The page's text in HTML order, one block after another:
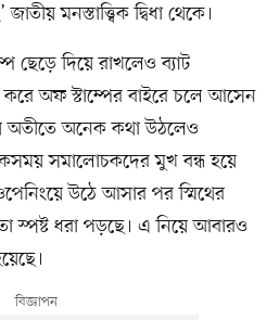
মনস্তাত্ত্বিক দ্বিধা থেকে।
ছেড়ে দিয়ে রাখলেও ব্যাট
অফ স্টাম্পের বাইরে চলে আসেন
অতীতে অনেক কথা উঠলেও
সমালোচকদের মুখ বন্ধ হয়ে
উঠে আসার পর স্মিথের
স্পষ্ট ধরা পড়ছে। এ নিয়ে আবারও